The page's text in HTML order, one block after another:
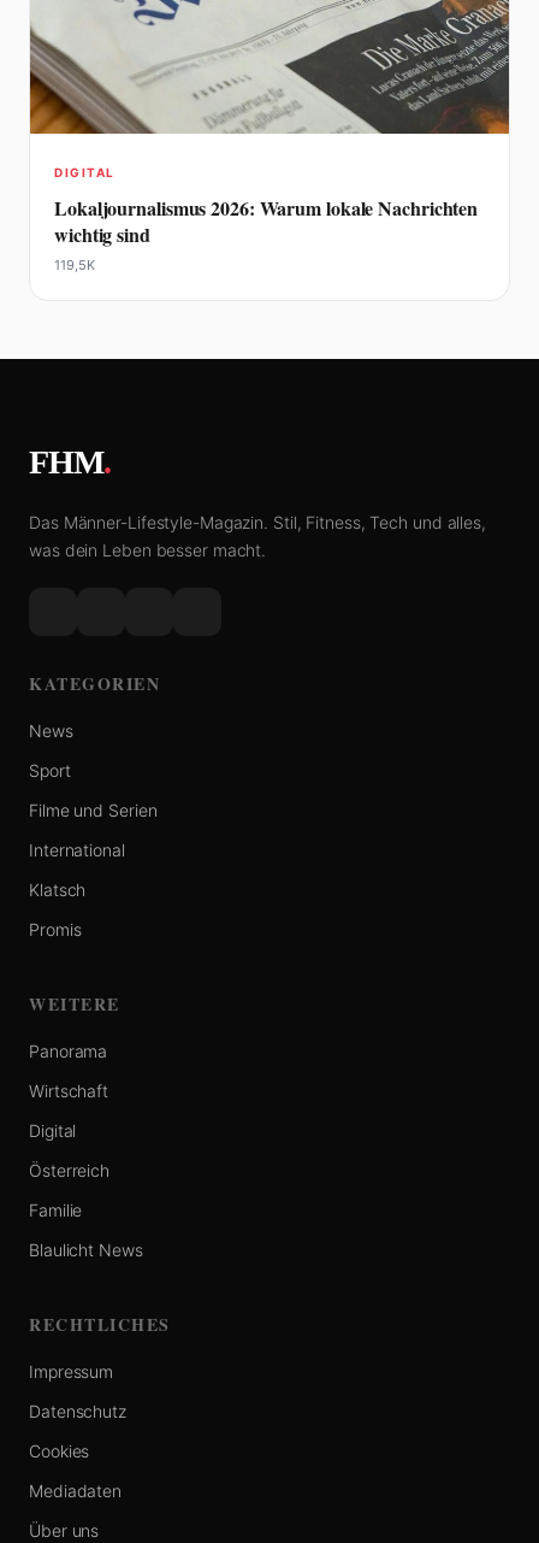
DIGITAL
Lokaljournalismus 2026: Warum lokale Nachrichten
wichtig sind
119,5K
FHM.
Das Männer-Lifestyle-Magazin. Stil, Fitness, Tech und alles,
was dein Leben besser macht.
KATEGORIEN
News
Sport
Filme und Serien
International
Klatsch
Promis
WEITERE
Panorama
Wirtschaft
Digital
Österreich
Familie
Blaulicht News
RECHTLICHES
Impressum
Datenschutz
Cookies
Mediadaten
Über uns